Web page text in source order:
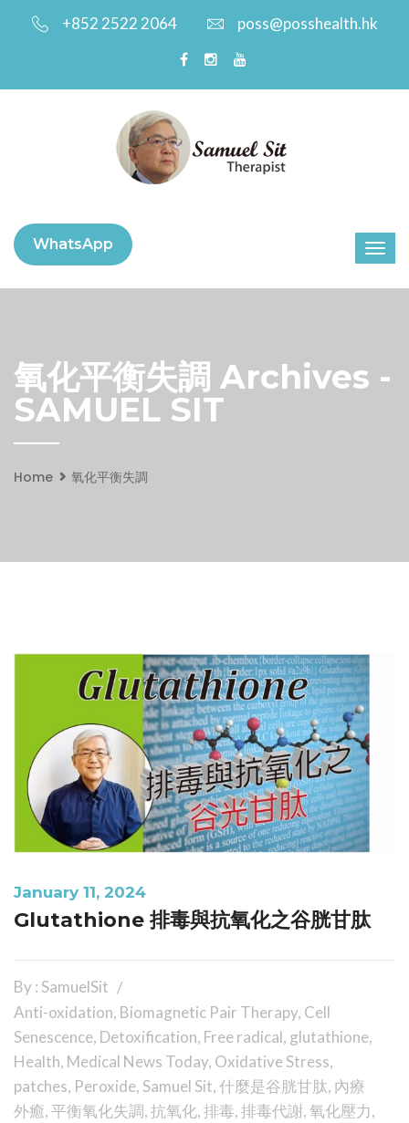
+852 2522 2064 poss@posshealth.hk
WhatsApp
氧化平衡失調 Archives -
SAMUEL SIT
Home 氧化平衡失調
January 11, 2024
Glutathione 排毒與抗氧化之谷胱甘肽
By : SamuelSit
Anti-oxidation, Biomagnetic Pair Therapy, Cell
Senescence, Detoxification, Free radical, glutathione,
Health, Medical News Today, Oxidative Stress,
patches, Peroxide, Samuel Sit,什麼是谷胱甘肽, 內療
外癒,平衡氧化失調,抗氧化,排毒,排毒代謝,氧化壓力,